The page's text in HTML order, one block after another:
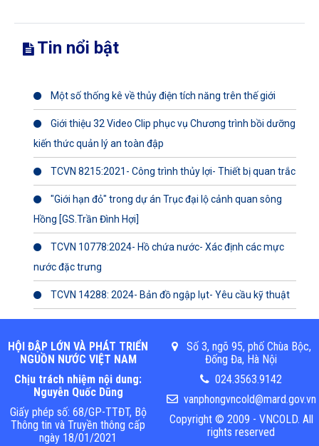
Tin nổi bật
Một số thống kê về thủy điện tích năng trên thế giới
Giới thiệu 32 Video Clip phục vụ Chương trình bồi dưỡng
kiến thức quản lý an toàn đập
TCVN 8215:2021- Công trình thủy lợi- Thiết bị quan trắc
"Giới hạn đỏ" trong dự án Trục đại lộ cảnh quan sông
Hồng [GS.Trần Đình Hợi]
TCVN 10778:2024- Hồ chứa nước- Xác định các mực
nước đặc trưng
TCVN 14288: 2024- Bản đồ ngập lụt- Yêu cầu kỹ thuật
HỘI ĐẬP LỚN VÀ PHÁT TRIỂN
NGUỒN NƯỚC VIỆT NAM
Chịu trách nhiệm nội dung:
Nguyễn Quốc Dũng
Giấy phép số: 68/GP-TTĐT, Bộ
Thông tin và Truyền thông cấp
ngày 18/01/2021
Số 3, ngõ 95, phố Chùa Bộc,
Đống Đa, Hà Nội
024.3563.9142
vanphongvncold@mard.gov.vn
Copyright © 2009 - VNCOLD. All
rights reserved